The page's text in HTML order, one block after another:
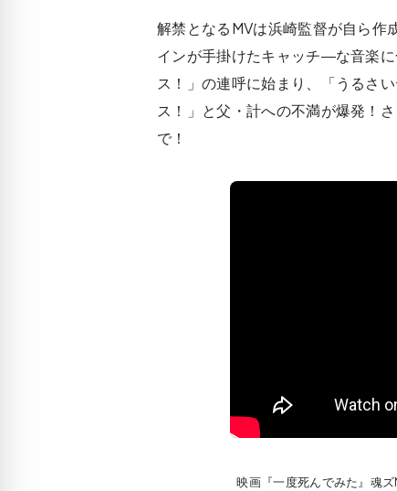
解禁となるMVは浜崎監督が自ら作
インが手掛けたキャッチ―な音楽
ス！」の連呼に始まり、「うるさ
ス！」と父・計への不満が爆発！
で！
映画『一度死んでみた』魂